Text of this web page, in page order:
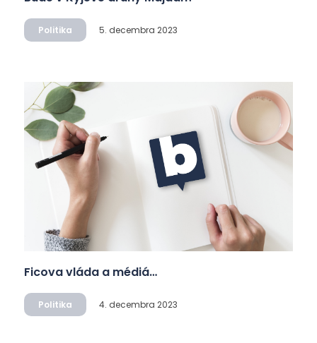
Politika 5. decembra 2023
Ficova vláda a médiá…
Politika 4. decembra 2023